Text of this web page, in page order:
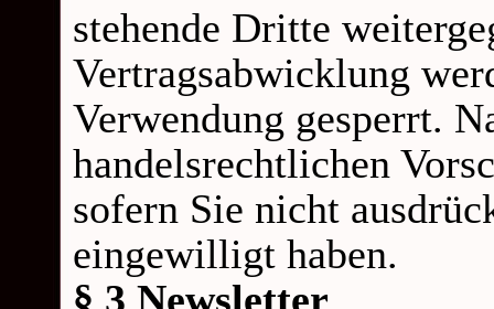
stehende Dritte
Vertragsabwicklung
Verwendung gesperrt.
handelsrechtlichen
sofern Sie nicht
eingewilligt haben.
§ 3 Newsletter